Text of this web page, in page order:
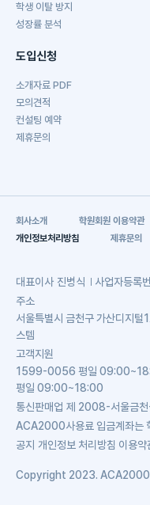
학생 이탈 방지
성장률 분석
도입신청
소개자료 PDF
모의견적
컨설팅 예약
제휴문의
회사소개 학원회원 이용약관
개인정보처리방침
제휴문의
대표이사 진병식 사업자등록
주소
서울특별시 금천구 가산디지
스템
고객지원
1599-0056 평일
평일 09:00~18:00
통신판매업 제 2008-서울금
ACA2000사용료 입금계좌는
공지 개인정보 처리방침 이용
Copyright 2023.